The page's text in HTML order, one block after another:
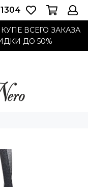
ВСЕГО ЗАКАЗА
ДО 50%